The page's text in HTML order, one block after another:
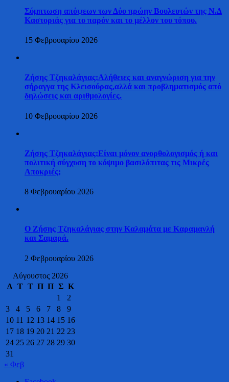
Σύμπτωση απόψεων των Δύο πρώην Βουλευτών της Ν.Δ
Καστοριάς για το παρόν και το μέλλον του τόπου.
15 Φεβρουαρίου 2026
Ζήσης Τζηκαλάγιας:Αλήθειες και αναγνώριση για την
σήραγγα της Κλεισούρας,αλλά και προβληματισμός από
δηλώσεις και αριθμολογίες.
10 Φεβρουαρίου 2026
Ζήσης Τζηκαλάγιας:Είναι μόνον ανορθολογισμός ή και
πολιτική σύγχυση το κόψιμο βασιλόπιτας τις Μικρές
Αποκριές;
8 Φεβρουαρίου 2026
Ο Ζήσης Τζηκαλάγιας στην Καλαμάτα με Καραμανλή
και Σαμαρά.
2 Φεβρουαρίου 2026
Αύγουστος 2026
Δ Τ Τ Π Π Σ Κ
1
2
3
4 5 6 7 8
9
10 11 12 13 14 15 16
17 18 19 20 21 22 23
24 25 26 27 28 29 30
31
« Φεβ